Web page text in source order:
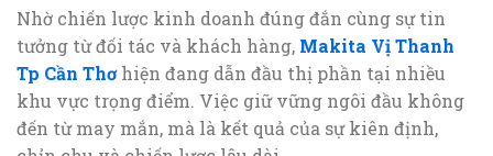
Nhờ chiến lược kinh doanh đúng đắn cùng sự tin
tưởng từ đối tác và khách hàng, Makita Vị Thanh
Tp Cần Thơhiện đang dẫn đầu thị phần tại nhiều
khu vực trọng điểm. Việc giữ vững ngôi đầu không
đến từ may mắn, mà là kết quả của sự kiên định,